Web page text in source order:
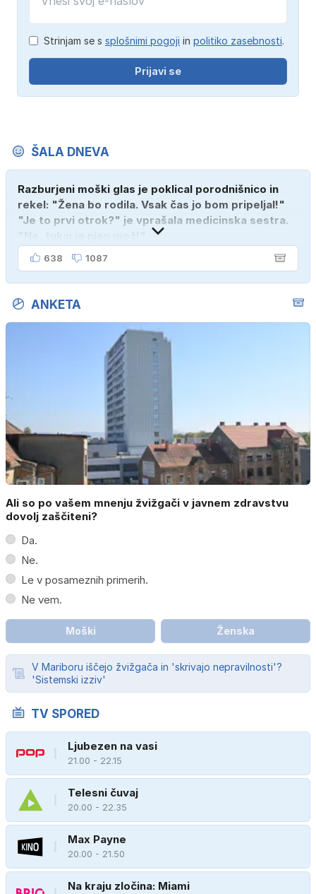
Strinjam se s splošnimi pogoji in politiko zasebnosti.
Prijavi se
ŠALA DNEVA
Razburjeni moški glas je poklical porodnišnico in
rekel: "Žena bo rodila. Vsak čas jo bom pripeljal!"
"Je to prvi otrok?" je vprašala medicinska sestra.
638 1087
ANKETA
Ali so po vašem mnenju žvižgači v javnem zdravstvu
dovolj zaščiteni?
Da.
Ne.
Le v posameznih primerih.
Ne vem.
Moški Ženska
V Mariboru iščejo žvižgača in 'skrivajo nepravilnosti'?
'Sistemski izziv'
TV SPORED
Ljubezen na vasi
21.00 - 22.15
Telesni čuvaj
20.00 - 22.35
Max Payne
20.00 - 21.50
Na kraju zločina: Miami